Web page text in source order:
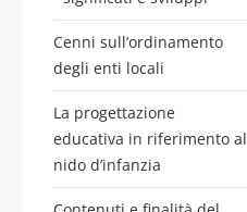
Cenni sull’ordinamento
degli enti locali
La progettazione
educativa in riferimento al
nido d’infanzia